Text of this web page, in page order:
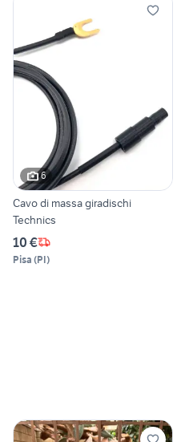
6
Cavo di massa giradischi
Technics
10 €
Pisa (PI)